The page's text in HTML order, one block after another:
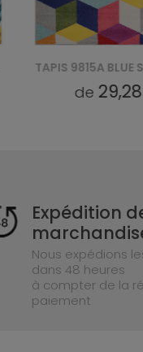
TAPIS 9815A BLUE SALSA - WIELOKOLOROWY, KREMOWY
29,28 €
Expédition
Nous expédions
dans 48 heures
à compter de la
paiement